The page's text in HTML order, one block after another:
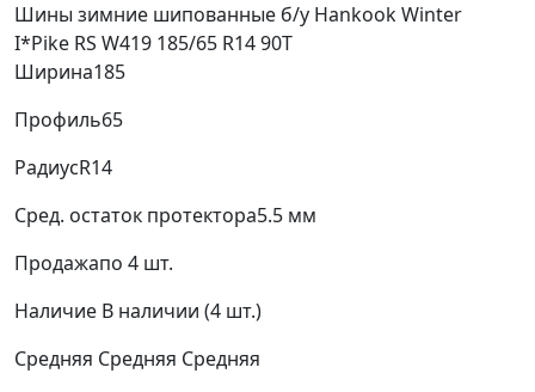
Шины зимние шипованные б/у Hankook Winter
I*Pike RS W419 185/65 R14 90T
Ширина185
Профиль65
РадиусR14
Сред. остаток протектора5.5 мм
Продажапо 4 шт.
Наличие В наличии (4 шт.)
Средняя Средняя Средняя